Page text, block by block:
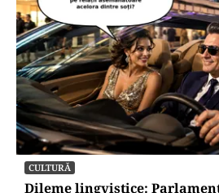
CULTURĂ
Dileme lingvistice: